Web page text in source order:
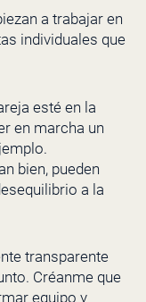
a trabajar en
individuales que
esté en la
en marcha un
bien, pueden
a la
transparente
Créanme que
equipo y